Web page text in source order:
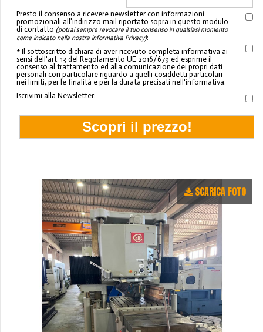
Presto il consenso a ricevere newsletter con informazioni
promozionali all'indirizzo mail riportato sopra in questo modulo
di contatto (potrai sempre revocare il tuo consenso in qualsiasi momento
come indicato nella nostra informativa Privacy):
* Il sottoscritto dichiara di aver ricevuto completa informativa ai
sensi dell'art. 13 del Regolamento UE 2016/679 ed esprime il
consenso al trattamento ed alla comunicazione dei propri dati
personali con particolare riguardo a quelli cosiddetti particolari
nei limiti, per le finalità e per la durata precisati nell'informativa.
Iscrivimi alla Newsletter:
SCARICA FOTO